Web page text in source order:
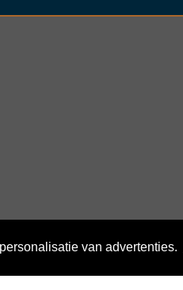
van advertenties.